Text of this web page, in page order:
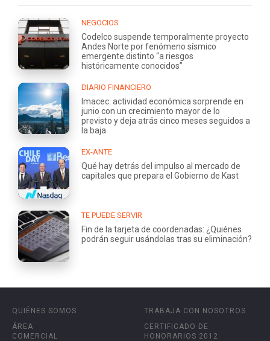
NEGOCIOS
Codelco suspende temporalmente proyecto
Andes Norte por fenómeno sísmico
emergente distinto “a riesgos
históricamente conocidos”
DIARIO FINANCIERO
Imacec: actividad económica sorprende en
junio con un crecimiento mayor de lo
previsto y deja atrás cinco meses seguidos a
la baja
EX-ANTE
Qué hay detrás del impulso al mercado de
capitales que prepara el Gobierno de Kast
TE PUEDE SERVIR
Fin de la tarjeta de coordenadas: ¿Quiénes
podrán seguir usándolas tras su eliminación?
QUIÉNES SOMOS
ÁREA
COMERCIAL
TRABAJA CON NOSOTROS
CERTIFICADO DE
HONORARIOS 2012